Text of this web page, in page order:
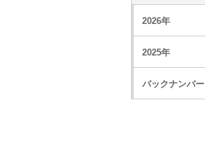
2026年
2025年
バックナンバー